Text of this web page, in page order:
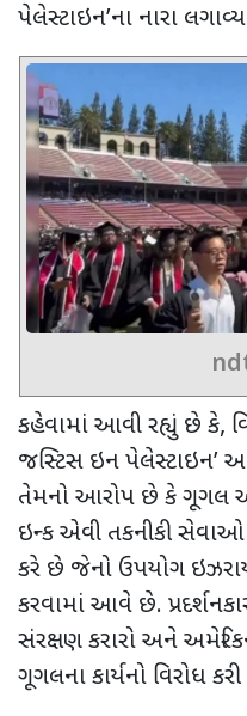
પેલેસ્ટાઇન’ના નારા
કહેવામાં આવી રહ્યું છે કે,
જસ્ટિસ ઇન પેલેસ્ટાઇન’
તેમનો આરોપ છે કે ગૂગલ
ઇન્ક એવી તકનીકી સેવાઓ
કરે છે જેનો ઉપયોગ
કરવામાં આવે છે.
સંરક્ષણ કરારો અને
ગૂગલના કાર્યનો વિરોધ કરી